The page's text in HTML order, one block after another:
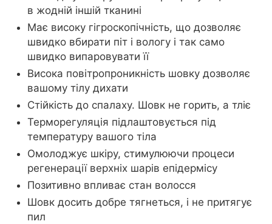
в жодній іншій тканині
Має високу гігроскопічність, що дозволяє
швидко вбирати піт і вологу і так само
швидко випаровувати її
Висока повітропроникність шовку дозволяє
вашому тілу дихати
Стійкість до спалаху. Шовк не горить, а тліє
Терморегуляція підлаштовується під
температуру вашого тіла
Омолоджує шкіру, стимулюючи процеси
регенерації верхніх шарів епідермісу
Позитивно впливає стан волосся
Шовк досить добре тягнеться, і не притягує
пил